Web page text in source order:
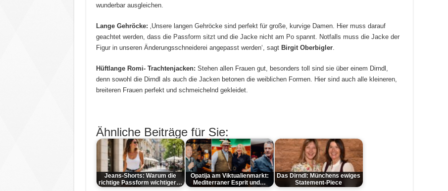
wunderbar ausgleichen.
Lange Gehröcke: ‚Unsere langen Gehröcke sind perfekt für große, kurvige Damen. Hier muss darauf
geachtet werden, dass die Passform sitzt und die Jacke nicht am Po spannt. Notfalls muss die Jacke der
Figur in unseren Änderungsschneiderei angepasst werden‘, sagt Birgit Oberbigler.
Hüftlange Romi- Trachtenjacken: Stehen allen Frauen gut, besonders toll sind sie über einem Dirndl,
denn sowohl die Dirndl als auch die Jacken betonen die weiblichen Formen. Hier sind auch alle kleineren,
breiteren Frauen perfekt und schmeichelnd gekleidet.
Ähnliche Beiträge für Sie:
Jeans-Shorts: Warum die
richtige Passform wichtiger…
Opatija am Viktualienmarkt:
Mediterraner Esprit und…
Das Dirndl: Münchens ewiges
Statement-Piece